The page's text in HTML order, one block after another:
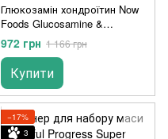
Глюкозамін хондроїтин Now
Foods Glucosamine &
Chondroitin Extra Strength 60
таб
972 грн 1 166 грн
Купити
−17%
3